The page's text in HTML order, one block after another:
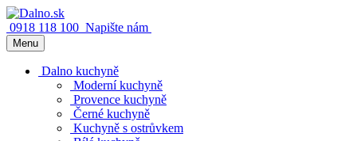
0918 118 100 Napište nám
Menu
Dalno kuchyně
Moderní kuchyně
Provence kuchyně
Černé kuchyně
Kuchyně s ostrůvkem